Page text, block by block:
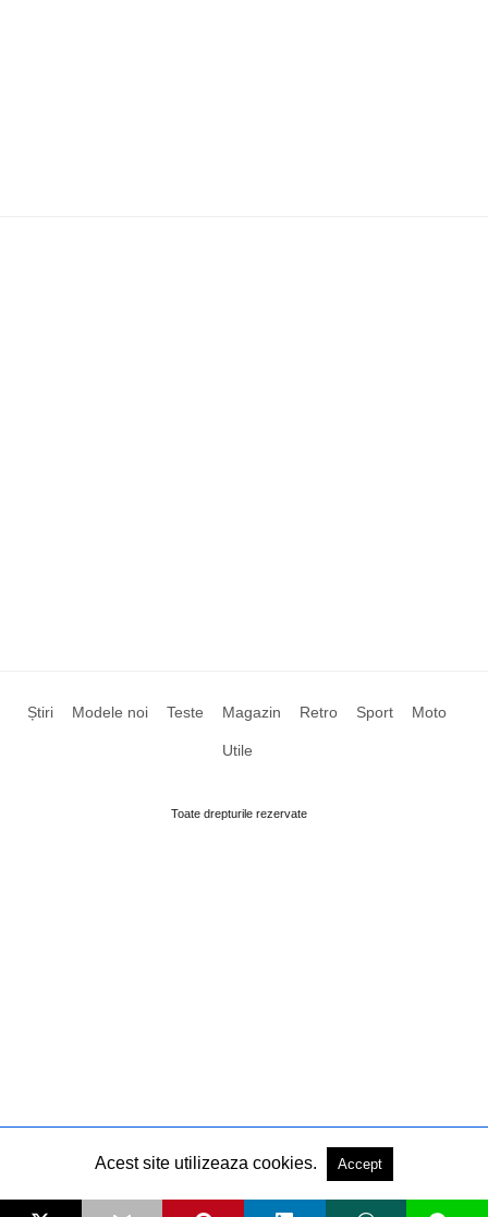
Știri Modele noi Teste Magazin Retro Sport Moto
Utile
Toate drepturile rezervate
Acest site utilizeaza cookies. Accept